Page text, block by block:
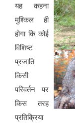
यह कहना
मुश्किल ही
होगा कि कोई
विशिष्ट
प्रजाति
किसी
परिवर्तन पर
किस तरह
प्रतिक्रिया